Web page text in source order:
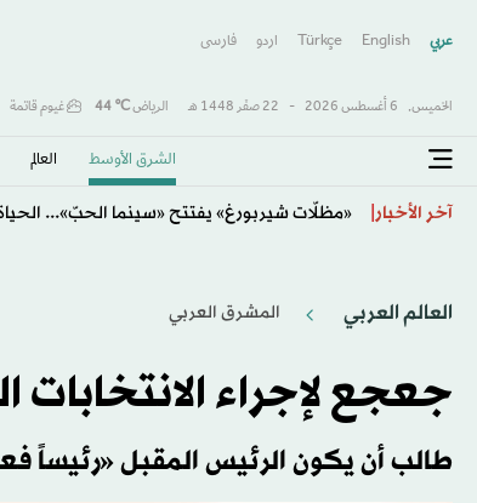
عربي English
Türkçe اردو فارسى
الخميس, 6 أغسطس 2026 - 22 صفَر 1448 هـ الرياض℃
44 غيوم قاتمة
الشرق الأوسط​ العالم
آخر الأخبار السوق السعودية تتراجع 0.7 % بعد بلوغها أعلى مستوى منذ يونيو
العالم العربي المشرق العربي
جعجع لإجراء
طالب أن يكون الرئيس المقبل «رئيساً